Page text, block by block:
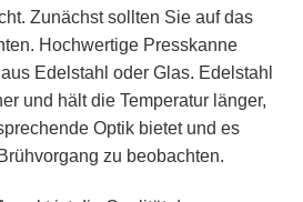
Zunächst sollten Sie auf das
Hochwertige Presskanne
Edelstahl oder Glas. Edelstahl
und hält die Temperatur länger,
Optik bietet und es
zu beobachten.